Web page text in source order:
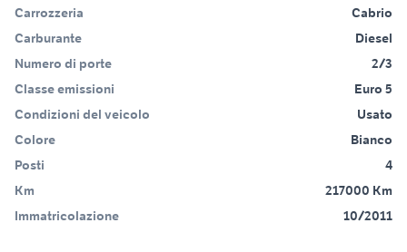
Carrozzeria
Cabrio
Carburante
Diesel
Numero di porte
2/3
Classe emissioni
Euro 5
Condizioni del veicolo
Usato
Colore
Bianco
Posti
4
Km
217000 Km
Immatricolazione
10/2011